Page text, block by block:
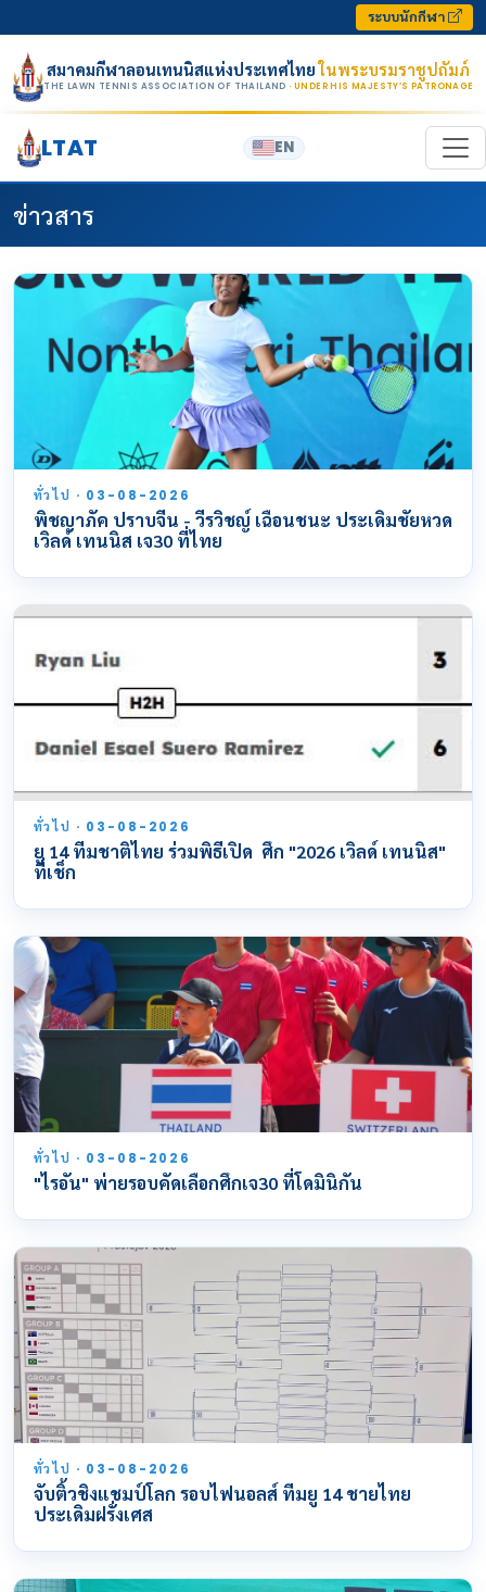
ระบบนักกีฬา
สมาคมกีฬาลอนเทนนิสแห่งประเทศไทยในพระบรมราชูปถัมภ์
THE LAWN TENNIS ASSOCIATION OF THAILAND · UNDER HIS MAJESTY’S PATRONAGE
LTAT EN
ข่าวสาร
ทั่วไป · 03-08-2026
พิชญาภัค ปราบจีน - วีรวิชญ์ เฉือนชนะ ประเดิมชัยหวด
เวิลด์ เทนนิส เจ30 ที่ไทย
ทั่วไป · 03-08-2026
ยู 14 ทีมชาติไทย ร่วมพิธีเปิด ศึก "2026 เวิลด์ เทนนิส"
ที่เช็ก
ทั่วไป · 03-08-2026
"ไรอัน" พ่ายรอบคัดเลือกศึกเจ30 ที่โดมินิกัน
ทั่วไป · 03-08-2026
จับติ้วชิงแชมป์โลก รอบไฟนอลส์ ทีมยู 14 ชายไทย
ประเดิมฝรั่งเศส